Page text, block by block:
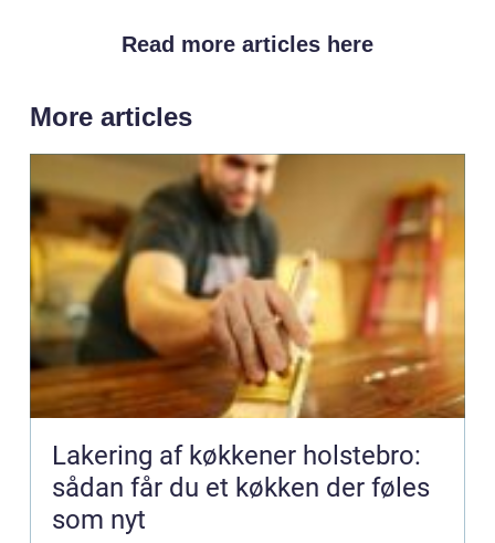
Read more articles here
More articles
Lakering af køkkener holstebro:
sådan får du et køkken der føles
som nyt